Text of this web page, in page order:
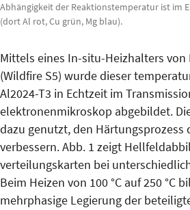
Abhängigkeit der Reaktionstemperatur ist im
(dort Al rot, Cu grün, Mg blau).
Mittels eines In-situ-Heizhalters von
(Wildfire S5) wurde dieser
Al2024-T3 in Echtzeit im
elektronenmikroskop abgebildet.
dazu genutzt, den Härtungsprozess
verbessern. Abb. 1 zeigt
ver­teilungskarten bei
Beim Heizen von 100 °C auf 250 °C
mehrphasige Legierung der